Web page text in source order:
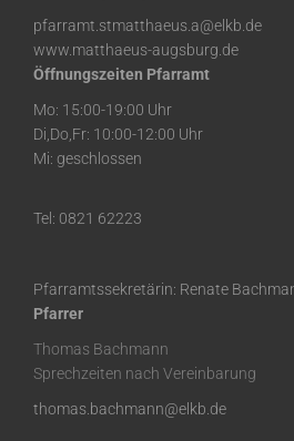
pfarramt.stmatthaeus.a@elkb.de
www.matthaeus-augsburg.de
Öffnungszeiten Pfarramt
Mo: 15:00-19:00 Uhr
Di,Do,Fr: 10:00-12:00 Uhr
Mi: geschlossen
Tel: 0821 62223
Pfarramtssekretärin: Renate
Pfarrer
Thomas Bachmann
Sprechzeiten nach Vereinbarung
thomas.bachmann@elkb.de